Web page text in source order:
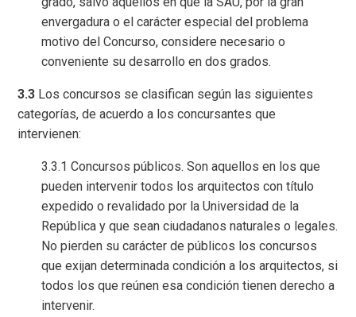
envergadura o el carácter especial del problema
motivo del Concurso, considere necesario o
conveniente su desarrollo en dos grados.
3.3 Los concursos se clasifican según las siguientes
categorías, de acuerdo a los concursantes que
intervienen:
3.3.1 Concursos públicos. Son aquellos en los que
pueden intervenir todos los arquitectos con título
expedido o revalidado por la Universidad de la
República y que sean ciudadanos naturales o legales.
No pierden su carácter de públicos los concursos
que exijan determinada condición a los arquitectos, si
todos los que reúnen esa condición tienen derecho a
intervenir.